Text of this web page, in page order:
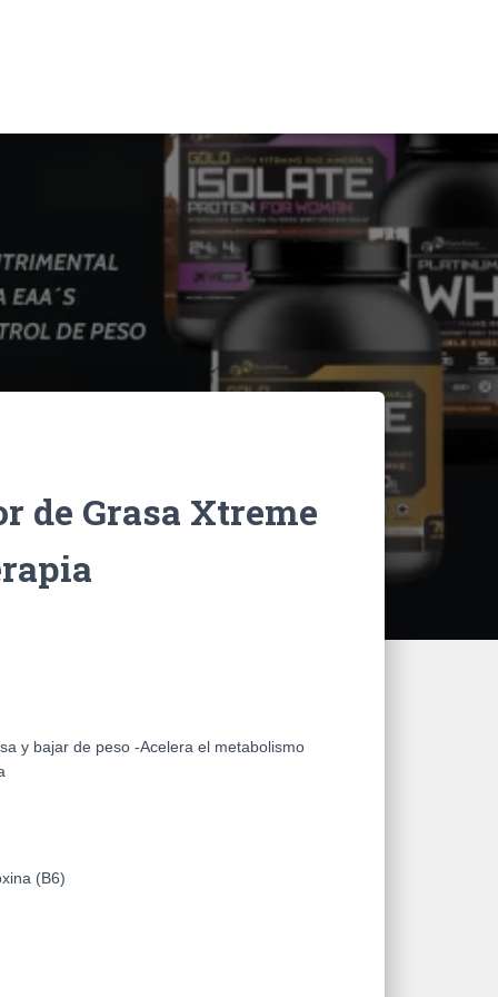
de Grasa Xtreme
y bajar de peso -Acelera el metabolismo
(B6)